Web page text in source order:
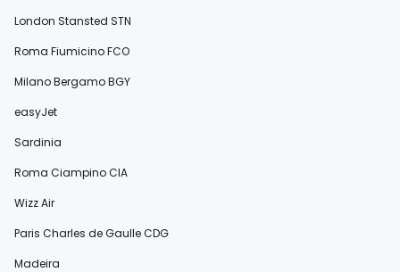
London Stansted STN
Roma Fiumicino FCO
Milano Bergamo BGY
easyJet
Sardinia
Roma Ciampino CIA
Wizz Air
Paris Charles de Gaulle CDG
Madeira